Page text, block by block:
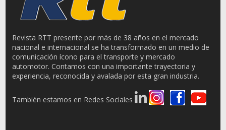
Revista RTT presente por más de 38 años en el mercado
nacional e internacional se ha transformado en un medio de
comunicación ícono para el transporte y mercado
automotor. Contamos con una importante trayectoria y
experiencia, reconocida y avalada por esta gran industria.
También estamos en Redes Sociales